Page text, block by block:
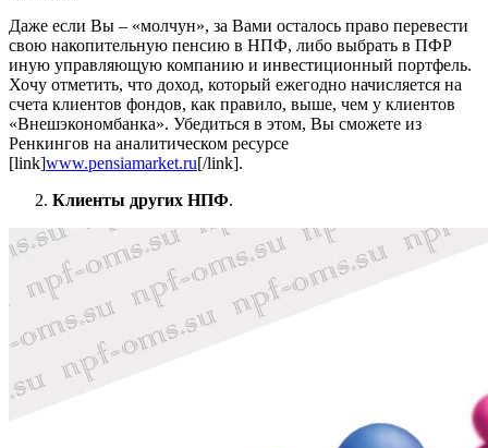
Даже если Вы – «молчун», за Вами осталось право перевести
свою накопительную пенсию в НПФ, либо выбрать в ПФР
иную управляющую компанию и инвестиционный портфель.
Хочу отметить, что доход, который ежегодно начисляется на
счета клиентов фондов, как правило, выше, чем у клиентов
«Внешэкономбанка». Убедиться в этом, Вы сможете из
Ренкингов на аналитическом ресурсе
[link]www.pensiamarket.ru[/link].
Клиенты других НПФ.